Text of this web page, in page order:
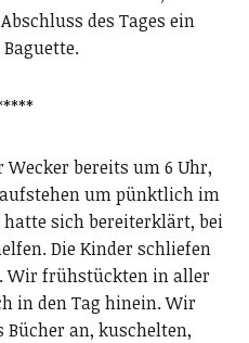
des Tages ein
bereits um 6 Uhr,
um pünktlich im
hatte sich bereiterklärt, bei
Die Kinder schliefen
Wir frühstückten in aller
in den Tag hinein. Wir
an, kuschelten,